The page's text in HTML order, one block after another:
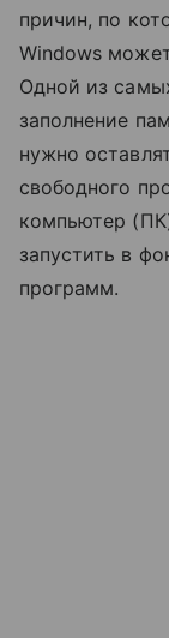
причин, по
Windows
Одной из
заполнение
нужно
свободного
компьютер
запустить в
программ.